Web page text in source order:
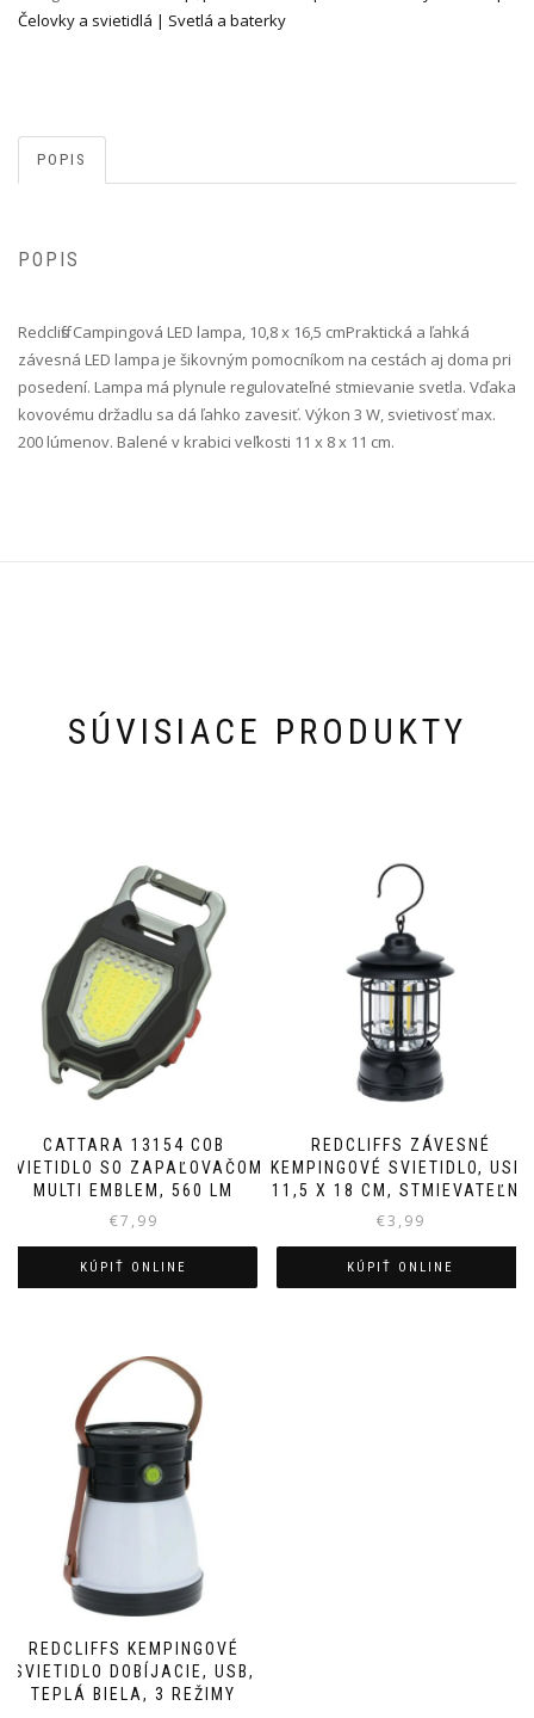
Čelovky a svietidlá | Svetlá a baterky
POPIS
POPIS
Redcliffs Campingová LED lampa, 10,8 x 16,5 cm Praktická a ľahká
závesná LED lampa je šikovným pomocníkom na cestách aj doma pri
posedení. Lampa má plynule regulovateľné stmievanie svetla. Vďaka
kovovému držadlu sa dá ľahko zavesiť. Výkon 3 W, svietivosť max.
200 lúmenov. Balené v krabici veľkosti 11 x 8 x 11 cm.
SÚVISIACE PRODUKTY
CATTARA 13154 COB
SVIETIDLO SO ZAPAĽOVAČOM
MULTI EMBLEM, 560 LM
€7,99
KÚPIŤ ONLINE
REDCLIFFS ZÁVESNÉ
KEMPINGOVÉ SVIETIDLO, USB,
11,5 X 18 CM, STMIEVATEĽNÉ
€3,99
KÚPIŤ ONLINE
REDCLIFFS KEMPINGOVÉ
SVIETIDLO DOBÍJACIE, USB,
TEPLÁ BIELA, 3 REŽIMY